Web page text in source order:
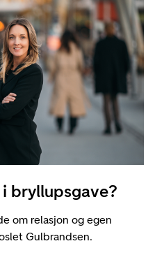
bryllupsgave?
om relasjon og egen
Gulbrandsen.